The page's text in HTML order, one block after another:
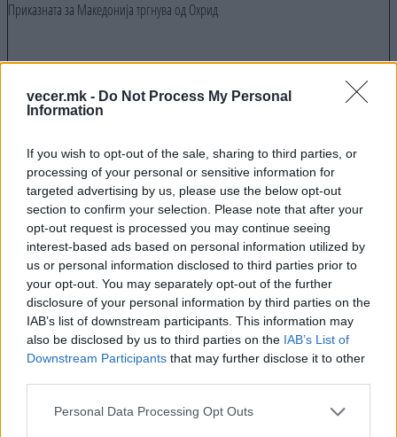
vecer.mk - Do Not Process My Personal
Information
If you wish to opt-out of the sale, sharing to third parties, or
processing of your personal or sensitive information for
targeted advertising by us, please use the below opt-out
section to confirm your selection. Please note that after your
opt-out request is processed you may continue seeing
interest-based ads based on personal information utilized by
us or personal information disclosed to third parties prior to
your opt-out. You may separately opt-out of the further
disclosure of your personal information by third parties on the
IAB’s list of downstream participants. This information may
also be disclosed by us to third parties on the IAB’s List of
Downstream Participants that may further disclose it to other
Personal Data Processing Opt Outs
35 ГОДИНИ НЕЗАВИСНОСТ РАСКАЖАНИ ПРЕКУ
тргнува од Охрид
Холивудски актер ослабе 90 килограми,
многумина не го препознаваат на фотографијата